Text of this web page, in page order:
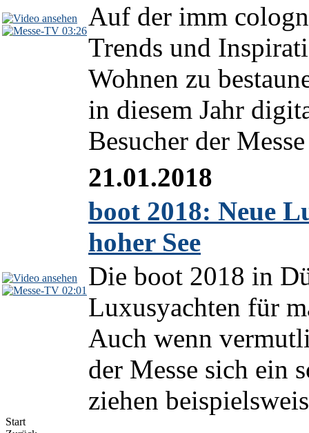
03:26Auf der imm
Trends und
Wohnen zu
in diesem Jahr
Besucher der
02:01
21.01.2018
boot 2018: Neue
hoher See
Die boot 2018 in
Luxusyachten für
Auch wenn
der Messe sich ein
ziehen
Start